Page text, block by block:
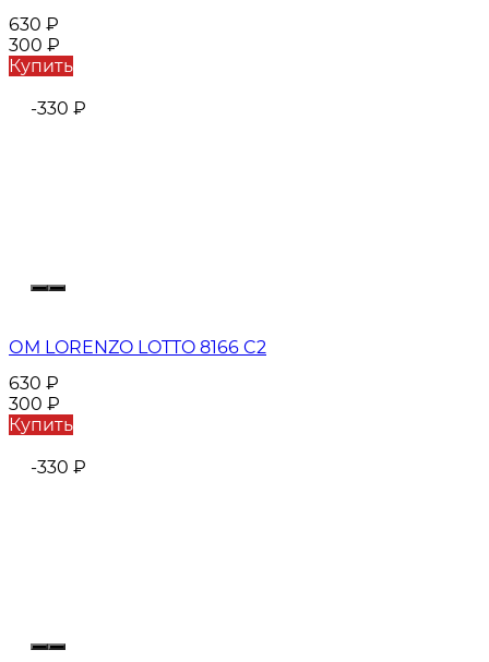
630 ₽
300 ₽
Купить
-330 ₽
ОМ LORENZO LOTTO 8166 C2
630 ₽
300 ₽
Купить
-330 ₽